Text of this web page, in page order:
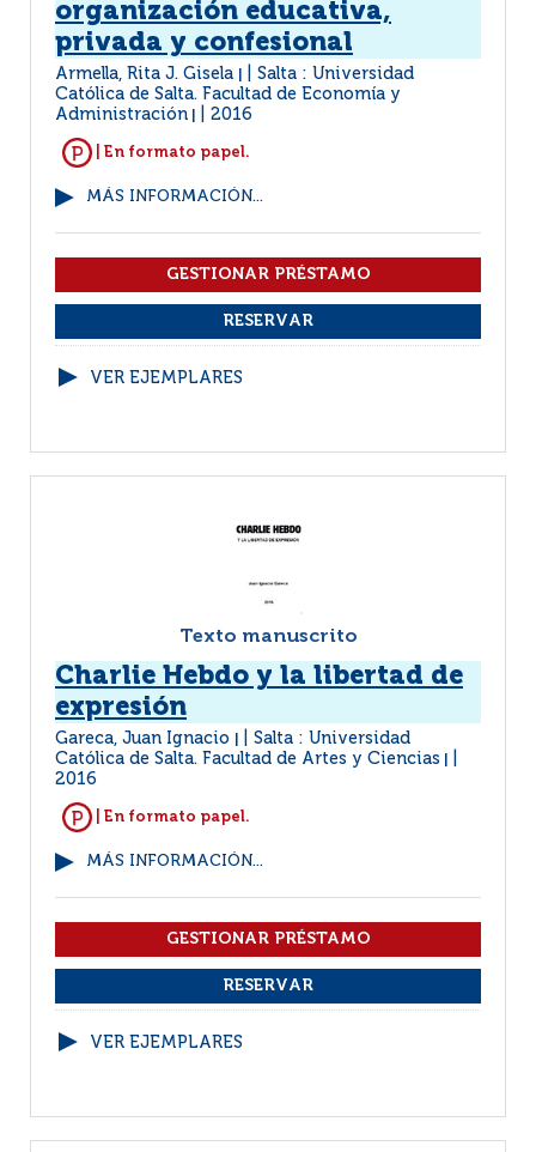
organización educativa,
privada y confesional
Armella, Rita J. Gisela
Salta : Universidad
Católica de Salta. Facultad de Economía y
Administración
2016
| En formato papel.
MÁS INFORMACIÓN...
VER EJEMPLARES
Texto manuscrito
Charlie Hebdo y la libertad de
expresión
Gareca, Juan Ignacio
Salta : Universidad
Católica de Salta. Facultad de Artes y Ciencias
2016
| En formato papel.
MÁS INFORMACIÓN...
VER EJEMPLARES